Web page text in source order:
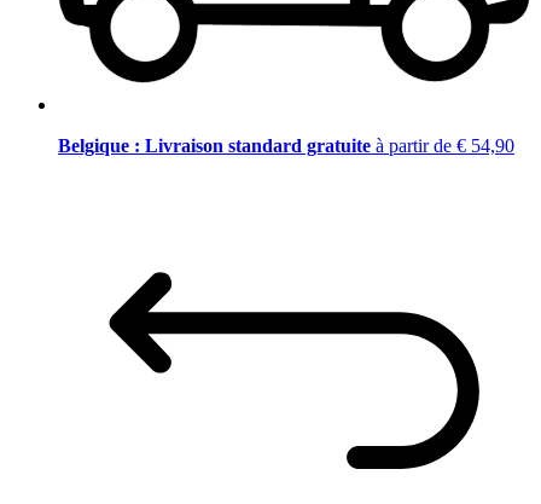
Belgique : Livraison standard gratuite à partir de € 54,90